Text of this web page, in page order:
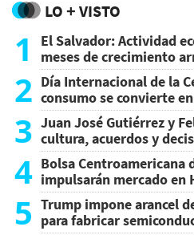
LO + VISTO
1
El Salvador: Actividad
meses de crecimiento
2 Día Internacional de la
consumo se convierte
3 Juan José Gutiérrez y
cultura, acuerdos y
4 Bolsa Centroamericana
impulsarán mercado en
5 Trump impone arancel
para fabricar